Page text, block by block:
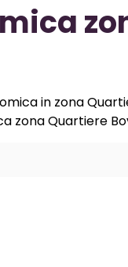
in zona
zona Quartiere